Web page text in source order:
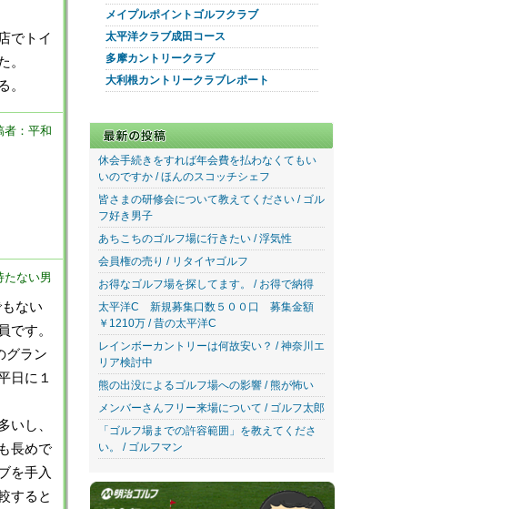
メイプルポイントゴルフクラブ
太平洋クラブ成田コース
多摩カントリークラブ
大利根カントリークラブレポート
休会手続きをすれば年会費を払わなくてもい
いのですか / ほんのスコッチシェフ
皆さまの研修会について教えてください / ゴル
フ好き男子
あちこちのゴルフ場に行きたい / 浮気性
会員権の売り / リタイヤゴルフ
お得なゴルフ場を探してます。 / お得で納得
太平洋C 新規募集口数５００口 募集金額
￥1210万 / 昔の太平洋C
レインボーカントリーは何故安い？ / 神奈川エ
リア検討中
熊の出没によるゴルフ場への影響 / 熊が怖い
メンバーさんフリー来場について / ゴルフ太郎
「ゴルフ場までの許容範囲」を教えてくださ
い。 / ゴルフマン
でトイ
。
。
者：平和
たない男
ない
です。
グラン
日に１
し、
長めで
を手入
すると